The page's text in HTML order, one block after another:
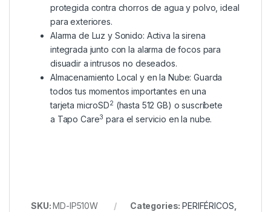
protegida contra chorros de agua y polvo, ideal
para exteriores.
Alarma de Luz y Sonido: Activa la sirena
integrada junto con la alarma de focos para
disuadir a intrusos no deseados.
Almacenamiento Local y en la Nube: Guarda
todos tus momentos importantes en una
tarjeta microSD2 (hasta 512 GB) o suscríbete
a Tapo Care3 para el servicio en la nube.
SKU:MD-IP510W Categories:PERIFÉRICOS